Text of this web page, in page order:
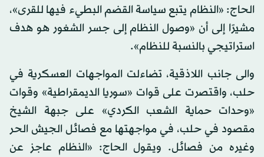
الحاج: «النظام يتبع سياسة القضم البطيء فيها للقرى»،
مشيرًا إلى أن «وصول النظام إلى جسر الشغور هو هدف
استراتيجي بالنسبة للنظام».
والى جانب اللاذقية، تضاءلت المواجهات العسكرية في
حلب، واقتصرت على قوات «سوريا الديمقراطية» وقوات
«وحدات حماية الشعب الكردي» على جبهة الشيخ
مقصود في حلب، في مواجهتها مع فصائل الجيش الحر
وغيره من فصائل. ويقول الحاج: «النظام عاجز عن